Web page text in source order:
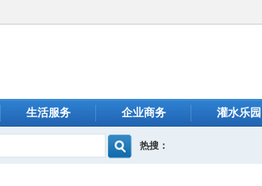
生活服务 企业商务 灌水乐园
热搜：